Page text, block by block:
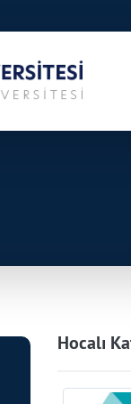
Hocalı